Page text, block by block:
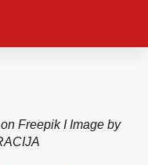
on Freepik I Image by